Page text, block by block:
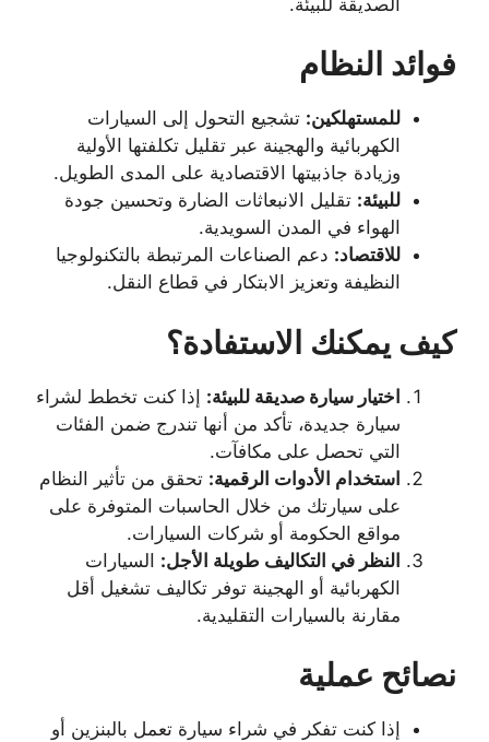
فوائد النظام
للمستهلكين: تشجيع التحول إلى السيارات
الكهربائية والهجينة عبر تقليل تكلفتها الأولية
وزيادة جاذبيتها الاقتصادية على المدى الطويل.
للبيئة: تقليل الانبعاثات الضارة وتحسين جودة
الهواء في المدن السويدية.
للاقتصاد: دعم الصناعات المرتبطة بالتكنولوجيا
النظيفة وتعزيز الابتكار في قطاع النقل.
كيف يمكنك الاستفادة؟
اختيار سيارة صديقة للبيئة: إذا كنت تخطط لشراء
سيارة جديدة، تأكد من أنها تندرج ضمن الفئات
التي تحصل على مكافآت.
استخدام الأدوات الرقمية: تحقق من تأثير النظام
على سيارتك من خلال الحاسبات المتوفرة على
مواقع الحكومة أو شركات السيارات.
النظر في التكاليف طويلة الأجل: السيارات
الكهربائية أو الهجينة توفر تكاليف تشغيل أقل
مقارنة بالسيارات التقليدية.
نصائح عملية
إذا كنت تفكر في شراء سيارة تعمل بالبنزين أو